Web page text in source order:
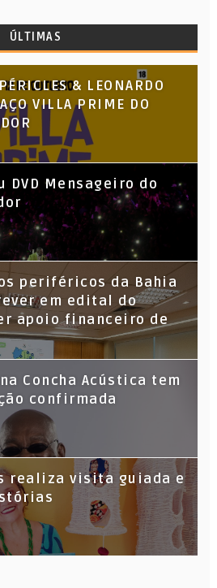
ÚLTIMAS
& LEONARDO
VILLA PRIME DO
DVD Mensageiro do
periféricos da Bahia
em edital do
apoio financeiro de
Concha Acústica tem
confirmada
realiza visita guiada e